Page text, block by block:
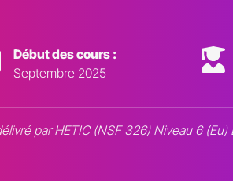
Début des cours :
Septembre 2025
par HETIC (NSF 326) Niveau 6